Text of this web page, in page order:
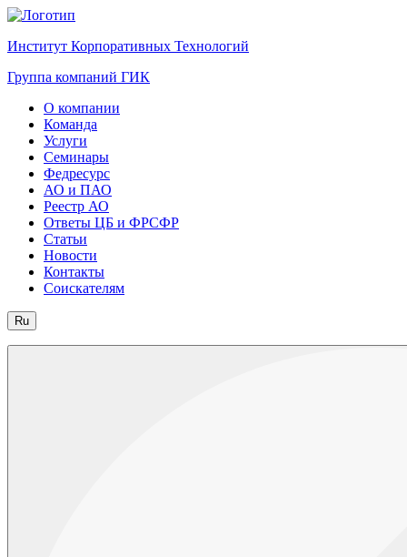
Институт Корпоративных Технологий
Группа компаний ГИК
О компании
Команда
Услуги
Семинары
Федресурс
АО и ПАО
Реестр АО
Ответы ЦБ и ФРСФР
Статьи
Новости
Контакты
Соискателям
Ru